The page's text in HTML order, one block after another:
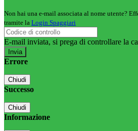
Non hai una e-mail associata al nome utente?
tramite la Login Spaggiari
E-mail inviata, si prega di controllare la
Errore
Chiudi
Successo
Chiudi
Informazione